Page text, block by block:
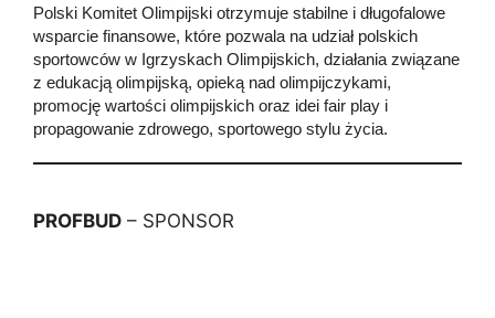
Polski Komitet Olimpijski otrzymuje stabilne i długofalowe
wsparcie finansowe, które pozwala na udział polskich
sportowców w Igrzyskach Olimpijskich, działania związane
z edukacją olimpijską, opieką nad olimpijczykami,
promocję wartości olimpijskich oraz idei fair play i
propagowanie zdrowego, sportowego stylu życia.
PROFBUD – SPONSOR